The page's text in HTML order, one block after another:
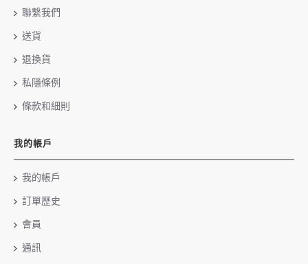
聯繫我們
送貨
退換貨
私隱條例
條款和細則
我的帳戶
我的帳戶
訂單歷史
會員
通訊